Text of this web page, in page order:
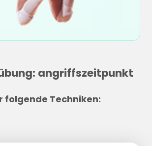
angriffszeitpunkt
folgende Techniken: